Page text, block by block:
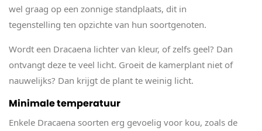
wel graag op een zonnige standplaats, dit in
tegenstelling ten opzichte van hun soortgenoten.
Wordt een Dracaena lichter van kleur, of zelfs geel? Dan
ontvangt deze te veel licht. Groeit de kamerplant niet of
nauwelijks? Dan krijgt de plant te weinig licht.
Minimale temperatuur
Enkele Dracaena soorten erg gevoelig voor kou, zoals de